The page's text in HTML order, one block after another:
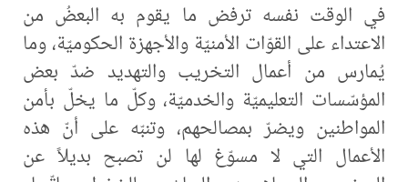
في الوقت نفسه ترفض ما يقوم به البعضُ من
الاعتداء على القوّات الأمنيّة والأجهزة الحكوميّة، وما
يُمارس من أعمال التخريب والتهديد ضدّ بعض
المؤسّسات التعليميّة والخدميّة، وكلّ ما يخلّ بأمن
المواطنين ويضرّ بمصالحهم، وتنبّه على أنّ هذه
الأعمال التي لا مسوّغ لها لن تصبح بديلاً عن